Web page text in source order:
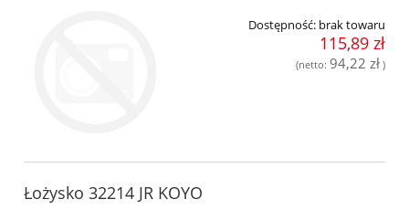
Dostępność: brak towaru
115,89 zł
(netto: 94,22 zł )
Łożysko 32214 JR KOYO